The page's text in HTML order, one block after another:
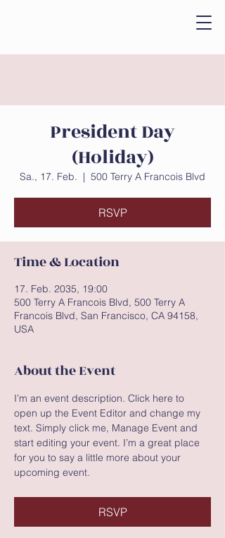
President Day
(Holiday)
Sa., 17. Feb.
  |
500 Terry A Francois Blvd
RSVP
Time & Location
17. Feb. 2035, 19:00
500 Terry A Francois Blvd, 500 Terry A
Francois Blvd, San Francisco, CA 94158,
USA
About the Event
I’m an event description. Click here to
open up the Event Editor and change my
text. Simply click me, Manage Event and
start editing your event. I’m a great place
for you to say a little more about your
upcoming event.
RSVP